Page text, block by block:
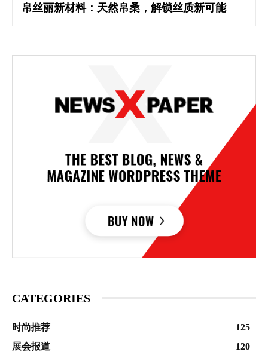
帛丝丽新材料：天然帛桑，解锁丝质新可能
CATEGORIES
时尚推荐
125
展会报道
120